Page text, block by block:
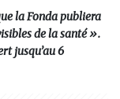
la Fonda publiera
de la santé ».
jusqu’au 6